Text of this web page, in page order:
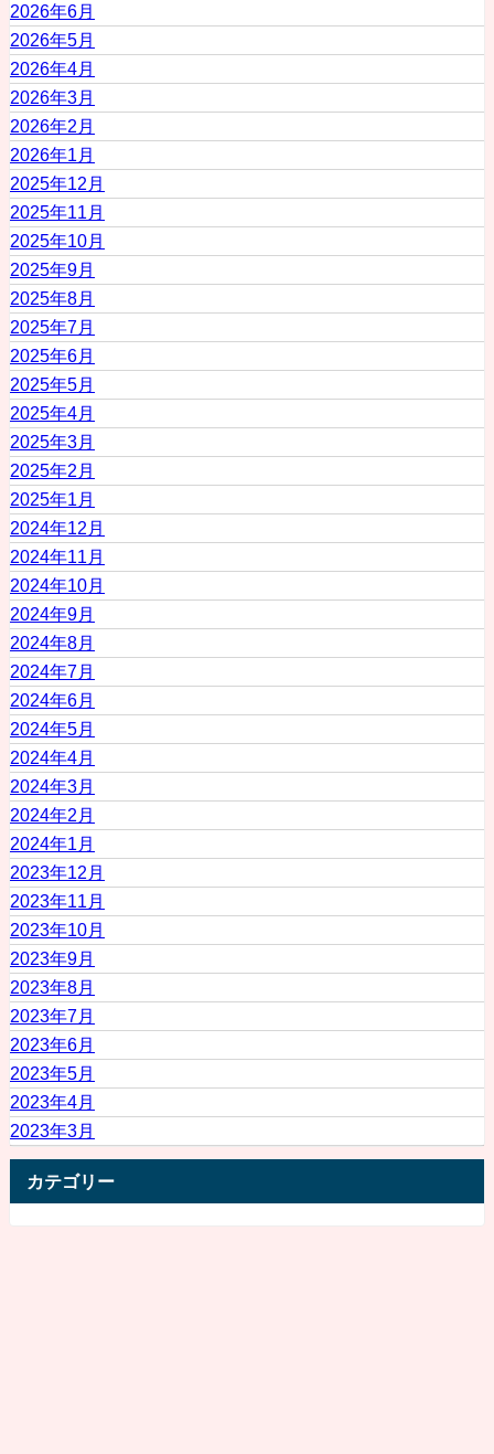
2026年6月
2026年5月
2026年4月
2026年3月
2026年2月
2026年1月
2025年12月
2025年11月
2025年10月
2025年9月
2025年8月
2025年7月
2025年6月
2025年5月
2025年4月
2025年3月
2025年2月
2025年1月
2024年12月
2024年11月
2024年10月
2024年9月
2024年8月
2024年7月
2024年6月
2024年5月
2024年4月
2024年3月
2024年2月
2024年1月
2023年12月
2023年11月
2023年10月
2023年9月
2023年8月
2023年7月
2023年6月
2023年5月
2023年4月
2023年3月
カテゴリー